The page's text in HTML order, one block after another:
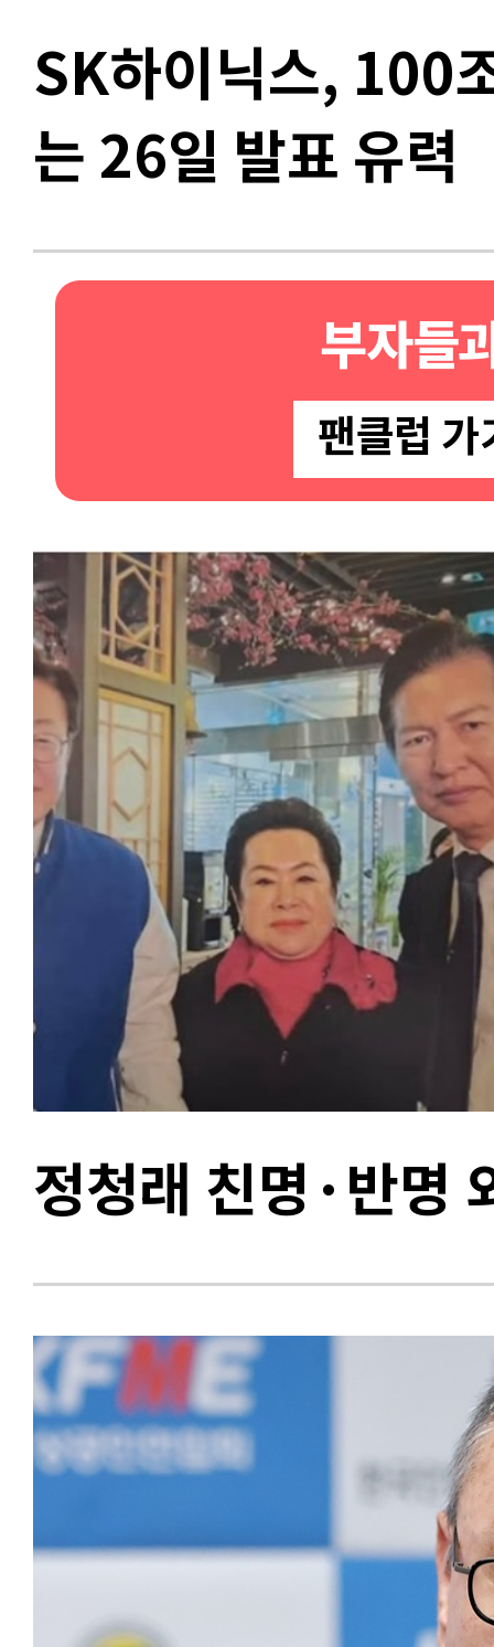
SK하이닉스, 100
는 26일 발표 유력
부자들
팬클럽 가
정청래 친명·반명